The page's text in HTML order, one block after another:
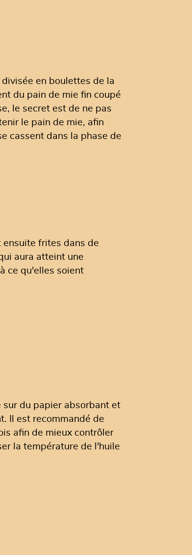
en boulettes de la
du pain de mie fin coupé
le secret est de ne pas
le pain de mie, afin
cassent dans la phase de
frites dans de
aura atteint une
ce qu'elles soient
sur du papier absorbant et
Il est recommandé de
afin de mieux contrôler
la température de l'huile